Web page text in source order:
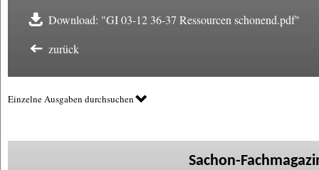
Download: "GI 03-12 36-37 Ressourcen schonend.pdf"
zurück
Einzelne Ausgaben durchsuchen
Sachon-